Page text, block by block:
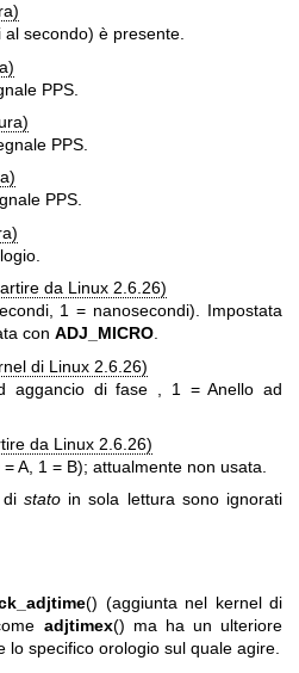
al secondo) è presente.
PPS.
PPS.
PPS.
da Linux 2.6.26)
1 = nanosecondi). Impostata
con ADJ_MICRO
di Linux 2.6.26)
aggancio di fase , 1 = Anello ad
da Linux 2.6.26)
A, 1 = B); attualmente non usata.
statoin sola lettura sono ignorati
() (aggiunta nel kernel di
adjtimex() ma ha un ulteriore
lo specifico orologio sul quale agire.